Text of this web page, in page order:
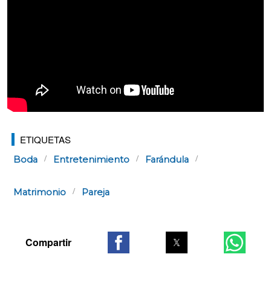
ETIQUETAS
Boda Entretenimiento Farándula
Matrimonio Pareja